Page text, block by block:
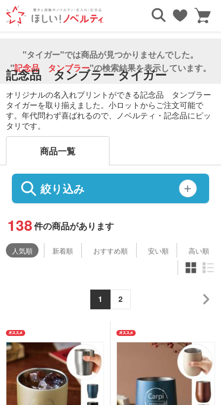
"タイガー"では商品が見つかりませんでした。
"記念品 タンブラー"の検索結果を表示しています。
記念品 タンブラー タイガー
オリジナルの名入れプリントができる記念品 タンブラー
タイガーを取り揃えました。小ロットからご注文可能で
す。年代問わず喜ばれるので、ノベルティ・記念品にピッ
タリです。
商品一覧
絞り込み
138件の商品があります
人気順 新着順 おすすめ順 安い順 高い順
1 2